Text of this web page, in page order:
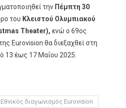
την Πέμπτη 30
του Κλειστού Ολυμπιακού
Theater), ενώ ο 69ος
Eurovision θα διεξαχθεί στη
13 έως 17 Μαΐου 2025.
Εθνικός διαγωνισμός Eurovision